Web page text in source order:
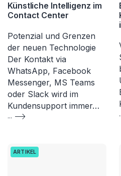
Künstliche Intelligenz im
Contact Center
Potenzial und Grenzen
der neuen Technologie
Der Kontakt via
WhatsApp, Facebook
Messenger, MS Teams
oder Slack wird im
Kundensupport immer…
...
ARTIKEL